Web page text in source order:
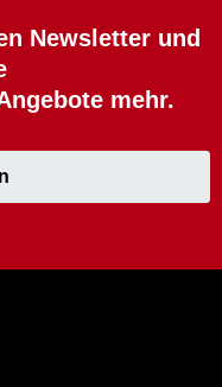
Newsletter und
mehr.